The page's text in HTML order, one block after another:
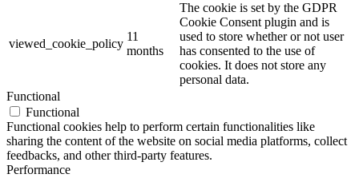
viewed_cookie_policy
11
months
The cookie is set by the GDPR
Cookie Consent plugin and is
used to store whether or not user
has consented to the use of
cookies. It does not store any
personal data.
Functional
Functional
Functional cookies help to perform certain functionalities like
sharing the content of the website on social media platforms, collect
feedbacks, and other third-party features.
Performance